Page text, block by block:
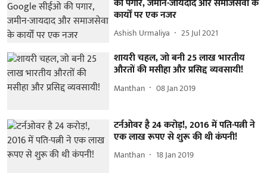
की पगार, जमीन-जायदाद और समाजसेवा के
कार्यों पर एक नजर
Ashish Urmaliya 25 Jul 2021
शायरी चहल, जो बनी 25 लाख भारतीय
औरतों की मसीहा और प्रसिद्द व्यवसायी!
Manthan 08 Jan 2019
टर्नओवर है 24 करोड़!, 2016 में पति-पत्नी ने
एक लाख रूपए से शुरू की थी कंपनी!
Manthan 18 Jan 2019